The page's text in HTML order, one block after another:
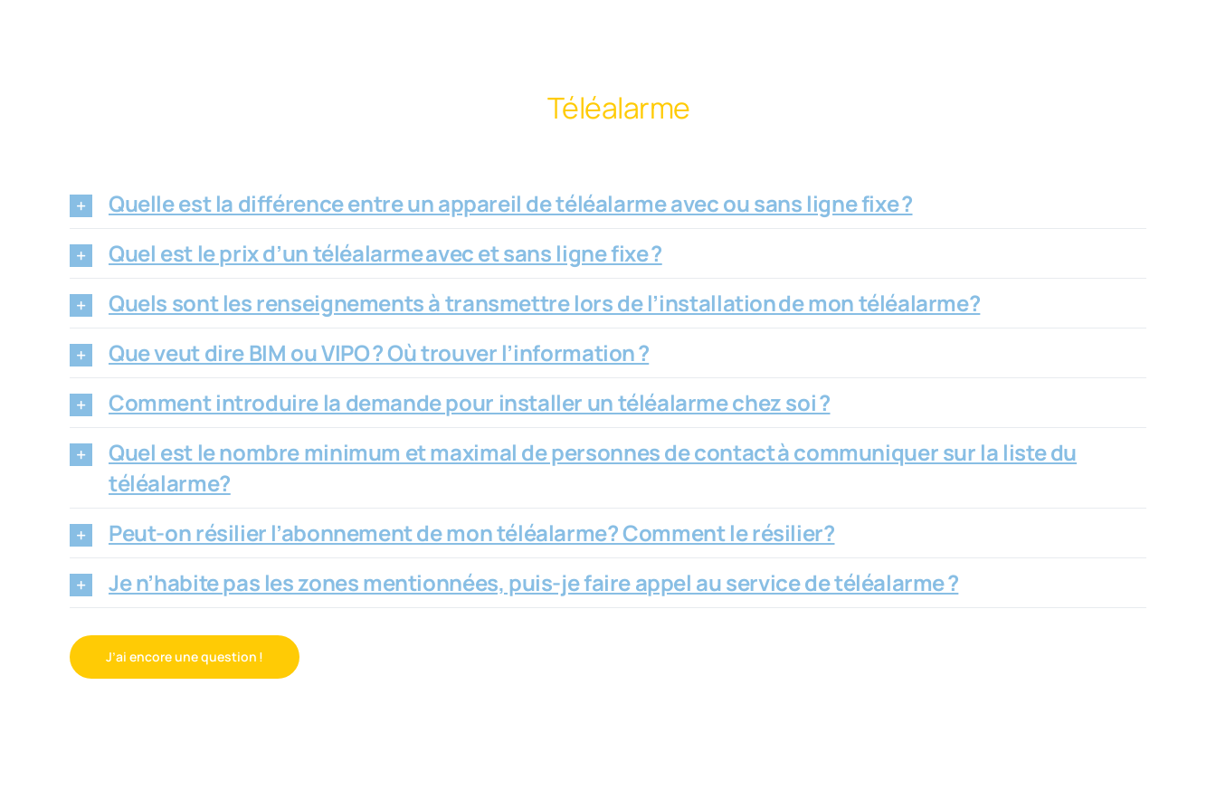
Téléalarme
Quelle est la différence entre un appareil de téléalarme avec ou sans ligne fixe ?
Quel est le prix d’un téléalarme avec et sans ligne fixe ?
Quels sont les renseignements à transmettre lors de l’installation de mon téléalarme?
Que veut dire BIM ou VIPO ? Où trouver l’information ?
Comment introduire la demande pour installer un téléalarme chez soi ?
Quel est le nombre minimum et maximal de personnes de contact à communiquer sur la liste du
téléalarme?
Peut-on résilier l’abonnement de mon téléalarme? Comment le résilier?
Je n’habite pas les zones mentionnées, puis-je faire appel au service de téléalarme ?
J’ai encore une question !